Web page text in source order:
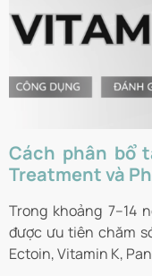
Cách phân bổ
Treatment và
Trong khoảng 7–14
được ưu tiên chăm
Ectoin, Vitamin K,